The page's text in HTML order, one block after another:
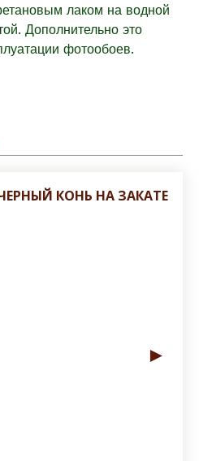
лаком на водной
Дополнительно это
фотообоев.
КОНЬ НА ЗАКАТЕ
►